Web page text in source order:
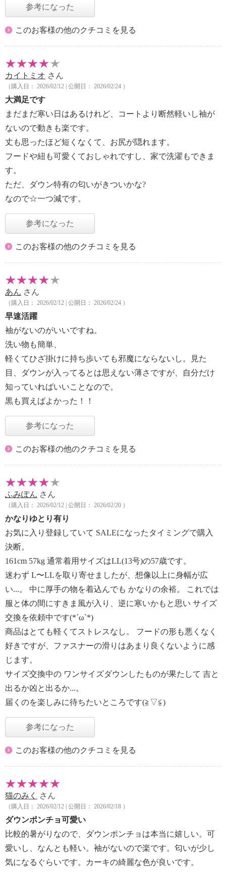
参考になった
このお客様の他のクチコミを見る
カイトミオ さん
（購入日： 2026/02/12 | 公開日： 2026/02/24 ）
大満足です
まだまだ寒い日はあるけれど、コートより断然軽いし袖が
ないので動きも楽です。
丈も思ったほど短くなくて、お尻が隠れます。
フードや紐も可愛くておしゃれですし、家で洗濯もできま
す。
ただ、ダウン特有の匂いがきついかな?
なので☆一つ減です。
参考になった
このお客様の他のクチコミを見る
あん さん
（購入日： 2026/02/12 | 公開日： 2026/02/24 ）
早速活躍
袖がないのがいいですね。
洗い物も簡単、
軽くてひざ掛けに持ち歩いても邪魔にならないし。見た
目、ダウンが入ってるとは思えない薄さですが、自分だけ
知っていればいいことなので。
黒も買えばよかった！！
参考になった
このお客様の他のクチコミを見る
ふみぽん さん
（購入日： 2026/02/12 | 公開日： 2026/02/20 ）
かなりゆとり有り
お気に入り登録していて SALEになったタイミングで購入
決断。
161cm 57kg 通常着用サイズはLL(13号)の57歳です。
迷わず L〜LLを取り寄せましたが、想像以上に身幅が広
い...。 中に厚手の物を着込んでも かなりの余裕。 これでは
服と体の間にすきま風が入り、逆に寒いかもと思い サイズ
交換を依頼中です(*´ω`*)
商品はとても軽くてストレスなし。 フードの形も悪くなく
好きですが、ファスナーの滑りはあまり良くないように感
じます。
サイズ交換中の ワンサイズダウンしたものが果たして 吉と
出るか凶と出るか...。
届くのを楽しみに待ちたいところです(≧▽≦)
参考になった
このお客様の他のクチコミを見る
猫のみく さん
（購入日： 2026/02/12 | 公開日： 2026/02/18 ）
ダウンポンチョ可愛い
比較的暑がりなので、ダウンポンチョは本当に嬉しい。可
愛いし、なんとも軽い。袖がないので楽です。匂いが少し
気になるぐらいです。カーキの綺麗な色が良いです。